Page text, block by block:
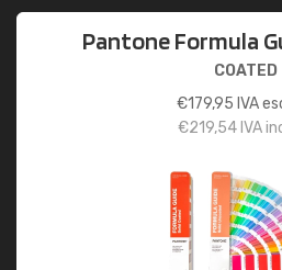
Pantone Formula
COATED
€179,95 IVA
€219,54IVA